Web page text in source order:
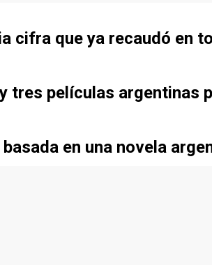
cifra que ya recaudó en
tres películas argentinas
en una novela